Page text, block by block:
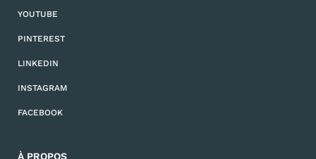
À PROPOS
YOUTUBE
PINTEREST
LINKEDIN
INSTAGRAM
FACEBOOK